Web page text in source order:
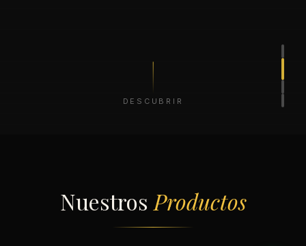
DESCUBRIR
Nuestros Productos